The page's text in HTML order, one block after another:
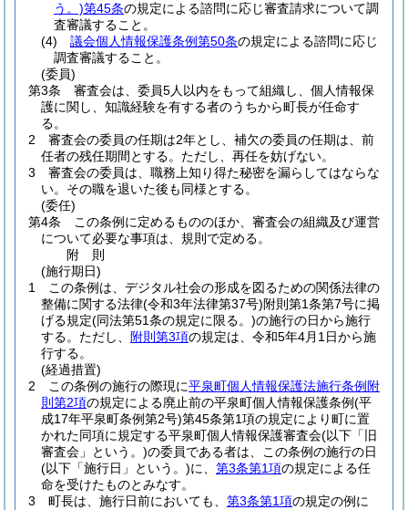
う。)第45条の規定による諮問に応じ審査請求について調
査審議すること。
(4)
議会個人情報保護条例第50条の規定による諮問に応じ
調査審議すること。
(委員)
第3条
審査会は、委員5人以内をもって組織し、個人情報保
護に関し、知識経験を有する者のうちから町長が任命す
る。
2
審査会の委員の任期は2年とし、補欠の委員の任期は、前
任者の残任期間とする。 ただし、再任を妨げない。
3
審査会の委員は、職務上知り得た秘密を漏らしてはならな
い。 その職を退いた後も同様とする。
(委任)
第4条
この条例に定めるもののほか、審査会の組織及び運営
について必要な事項は、規則で定める。
附 則
(施行期日)
1
この条例は、デジタル社会の形成を図るための関係法律の
整備に関する法律(令和3年法律第37号)附則第1条第7号に掲
げる規定(同法第51条の規定に限る。)の施行の日から施行
する。 ただし、 附則第3項の規定は、令和5年4月1日から施
行する。
(経過措置)
2
この条例の施行の際現に平泉町個人情報保護法施行条例附
則第2項の規定による廃止前の平泉町個人情報保護条例(平
成17年平泉町条例第2号)第45条第1項の規定により町に置
かれた同項に規定する平泉町個人情報保護審査会(以下「旧
審査会」という。)の委員である者は、この条例の施行の日
(以下「施行日」という。)に、 第3条第1項の規定による任
命を受けたものとみなす。
3
町長は、施行日前においても、 第3条第1項の規定の例に